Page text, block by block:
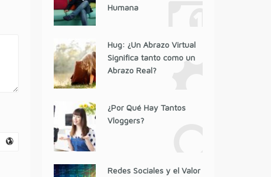
Humana
Hug: ¿Un Abrazo Virtual
Significa tanto como un
Abrazo Real?
¿Por Qué Hay Tantos
Vloggers?
Redes Sociales y el Valor